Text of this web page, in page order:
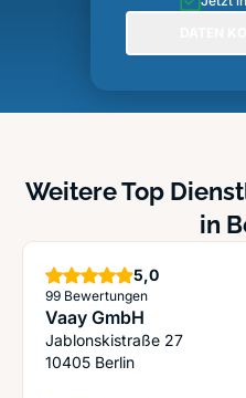
Weitere Top
in
5,0Sterne
99 Bewertungen
Vaay GmbH
Jablonskistraße 27
10405 Berlin